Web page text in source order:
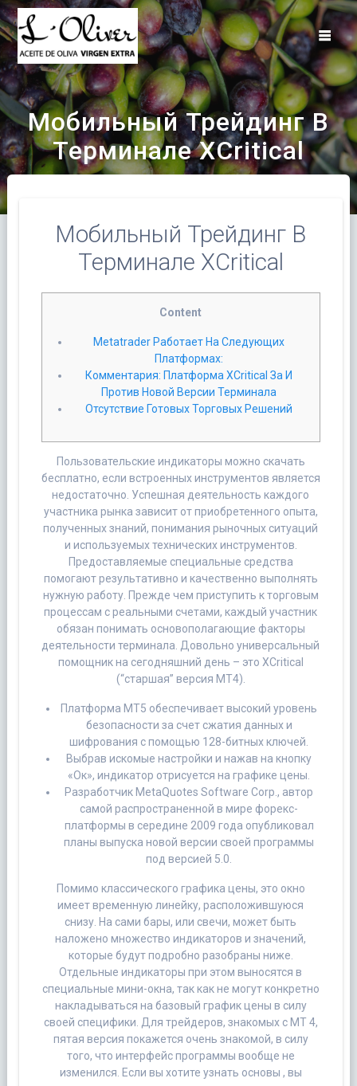
Saltar
al
contenido
Мобильный Трейдинг В
Терминале XCritical
Мобильный Трейдинг В
Терминале XCritical
Content
Metatrader Работает На Следующих
Платформах:
Комментария: Платформа XCritical За И
Против Новой Версии Терминала
Отсутствие Готовых Торговых Решений
Пользовательские индикаторы можно скачать
бесплатно, если встроенных инструментов является
недостаточно. Успешная деятельность каждого
участника рынка зависит от приобретенного опыта,
полученных знаний, понимания рыночных ситуаций
и используемых технических инструментов.
Предоставляемые специальные средства
помогают результативно и качественно выполнять
нужную работу. Прежде чем приступить к торговым
процессам с реальными счетами, каждый участник
обязан понимать основополагающие факторы
деятельности терминала. Довольно универсальный
помощник на сегодняшний день – это XCritical
(“старшая” версия MT4).
Платформа MT5 обеспечивает высокий уровень
безопасности за счет сжатия данных и
шифрования с помощью 128-битных ключей.
Выбрав искомые настройки и нажав на кнопку
«Ок», индикатор отрисуется на графике цены.
Разработчик MetaQuotes Software Corp., автор
самой распространенной в мире форекс-
платформы в середине 2009 года опубликовал
планы выпуска новой версии своей программы
под версией 5.0.
Помимо классического графика цены, это окно
имеет временную линейку, расположившуюся
снизу. На сами бары, или свечи, может быть
наложено множество индикаторов и значений,
которые будут подробно разобраны ниже.
Отдельные индикаторы при этом выносятся в
специальные мини-окна, так как не могут конкретно
накладываться на базовый график цены в силу
своей специфики. Для трейдеров, знакомых с MT 4,
пятая версия покажется очень знакомой, в силу
того, что интерфейс программы вообще не
изменился. Если вы хотите узнать основы , вы